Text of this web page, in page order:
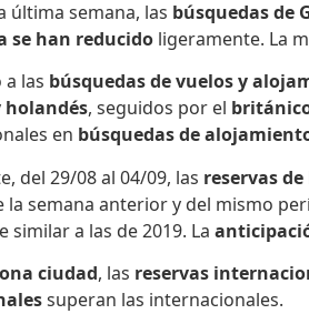
última semana, las búsquedas de
se han reducido ligeramente. La
a las búsquedas de vuelos y
holandés, seguidos por el
en búsquedas de
del 29/08 al 04/09, las reservas
la semana anterior y del mismo
similar a las de 2019. La
ciudad, las reservas
superan las internacionales.